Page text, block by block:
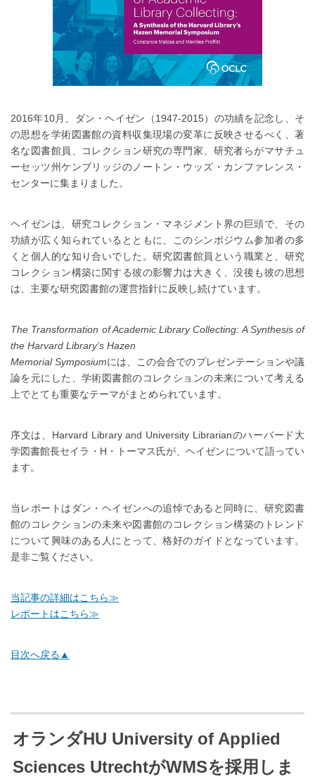
2016年10月、ダン・ヘイゼン（1947-2015）の功績を記念し、そ
の思想を学術図書館の資料収集現場の変革に反映させるべく、著
名な図書館員、コレクション研究の専門家、研究者らがマサチュ
ーセッツ州ケンブリッジのノートン・ウッズ・カンファレンス・
センターに集まりました。
ヘイゼンは、研究コレクション・マネジメント界の巨頭で、その
功績が広く知られているとともに、このシンポジウム参加者の多
くと個人的な知り合いでした。研究図書館員という職業と、研究
コレクション構築に関する彼の影響力は大きく、没後も彼の思想
は、主要な研究図書館の運営指針に反映し続けています。
The Transformation of Academic Library Collecting: A Synthesis of
the Harvard Library’s Hazen
Memorial Symposiumには、この会合でのプレゼンテーションや議
論を元にした、学術図書館のコレクションの未来について考える
上でとても重要なテーマがまとめられています。
序文は、Harvard Library and University Librarianのハーバード大
学図書館長セイラ・H・トーマス氏が、ヘイゼンについて語ってい
ます。
当レポートはダン・ヘイゼンへの追悼であると同時に、研究図書
館のコレクションの未来や図書館のコレクション構築のトレンド
について興味のある人にとって、格好のガイドとなっています。
是非ご覧ください。
当記事の詳細はこちら≫
レポートはこちら≫
目次へ戻る▲
オランダHU University of Applied
Sciences UtrechtがWMSを採用しま